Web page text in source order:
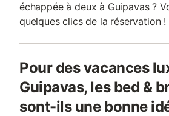
échappée à deux à Guipavas ?
quelques clics de la réservation !
Pour des vacances
Guipavas, les bed &
sont-ils une bonne